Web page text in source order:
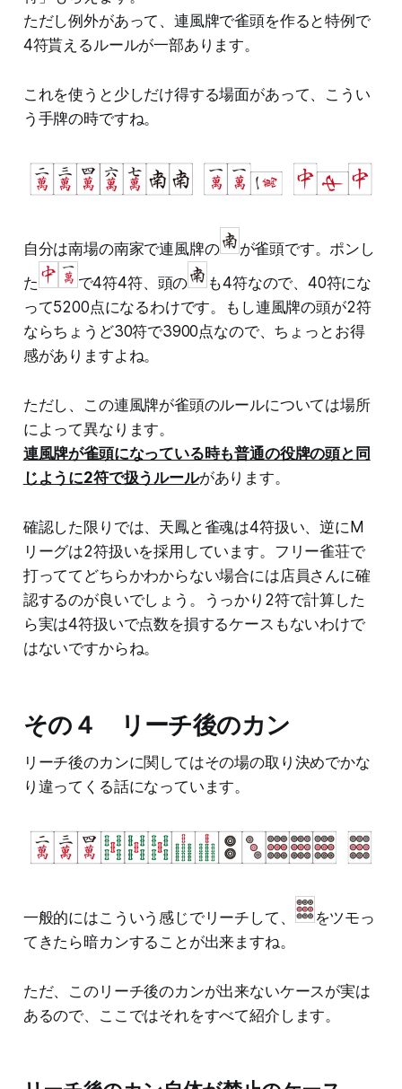
ただし例外があって、連風牌で雀頭を作ると特例で
4符貰えるルールが一部あります。
これを使うと少しだけ得する場面があって、こうい
う手牌の時ですね。
自分は南場の南家で連風牌の
が雀頭です。ポンし
た
で4符4符、頭の
も4符なので、40符にな
って5200点になるわけです。もし連風牌の頭が2符
ならちょうど30符で3900点なので、ちょっとお得
感がありますよね。
ただし、この連風牌が雀頭のルールについては場所
によって異なります。
連風牌が雀頭になっている時も普通の役牌の頭と同
じように2符で扱うルールがあります。
確認した限りでは、天鳳と雀魂は4符扱い、逆にM
リーグは2符扱いを採用しています。フリー雀荘で
打っててどちらかわからない場合には店員さんに確
認するのが良いでしょう。うっかり2符で計算した
ら実は4符扱いで点数を損するケースもないわけで
はないですからね。
その４ リーチ後のカン
リーチ後のカンに関してはその場の取り決めでかな
り違ってくる話になっています。
一般的にはこういう感じでリーチして、
をツモっ
てきたら暗カンすることが出来ますね。
ただ、このリーチ後のカンが出来ないケースが実は
あるので、ここではそれをすべて紹介します。